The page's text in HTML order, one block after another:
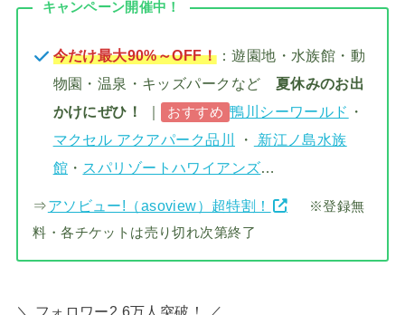
キャンペーン開催中！
今だけ最大90%～OFF！：遊園地・水族館・動
物園・温泉・キッズパークなど 夏休みのお出
かけにぜひ！
｜ おすすめ 鴨川シーワールド ・
マクセル アクアパーク品川
・
新江ノ島水族
館 ・ スパリゾートハワイアンズ…
⇒アソビュー!（asoview）超特割！
※登録無
料・各チケットは売り切れ次第終了